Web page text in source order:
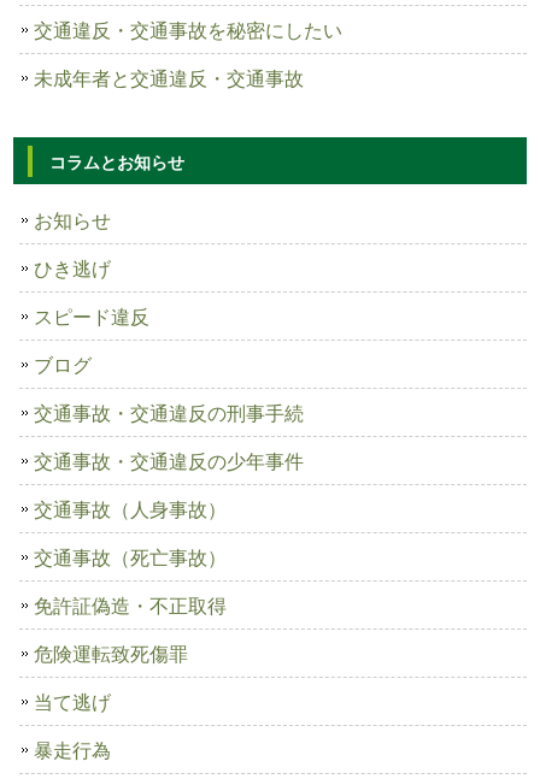
交通違反・交通事故を秘密にしたい
未成年者と交通違反・交通事故
コラムとお知らせ
お知らせ
ひき逃げ
スピード違反
ブログ
交通事故・交通違反の刑事手続
交通事故・交通違反の少年事件
交通事故（人身事故）
交通事故（死亡事故）
免許証偽造・不正取得
危険運転致死傷罪
当て逃げ
暴走行為